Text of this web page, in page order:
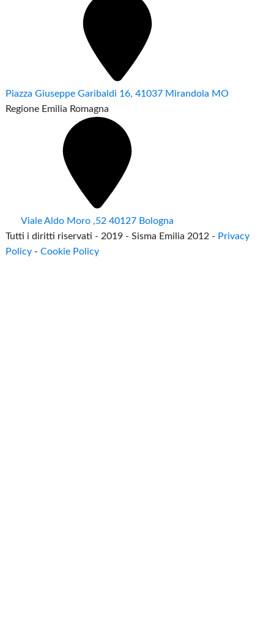
Piazza Giuseppe Garibaldi 16, 41037 Mirandola MO
Regione Emilia Romagna
Viale Aldo Moro ,52 40127 Bologna
Tutti i diritti riservati - 2019 - Sisma Emilia 2012 - Privacy
Policy -Cookie Policy